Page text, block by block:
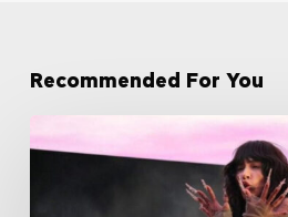
Recommended For You